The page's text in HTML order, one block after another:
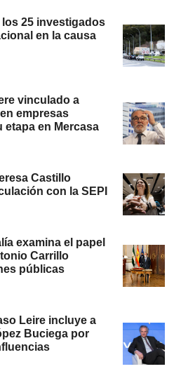
los 25 investigados
en la causa
vinculado a
empresas
en Mercasa
Castillo
con la SEPI
examina el papel
Carrillo
públicas
Leire incluye a
Buciega por